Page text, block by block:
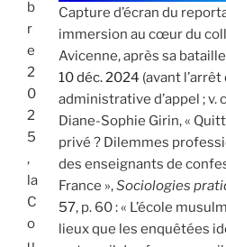
Capture d’écran du
immersion au cœur du
Avicenne, après sa
10 déc. 2024 (avant
administrative d’appel ; v.
Diane-Sophie Girin, «
privé ? Dilemmes
des enseignants de
France »,Sociologies
57, p. 60 : « L’école
lieux que les enquêtées
b
r
e
2
0
2
5
,
la
C
o